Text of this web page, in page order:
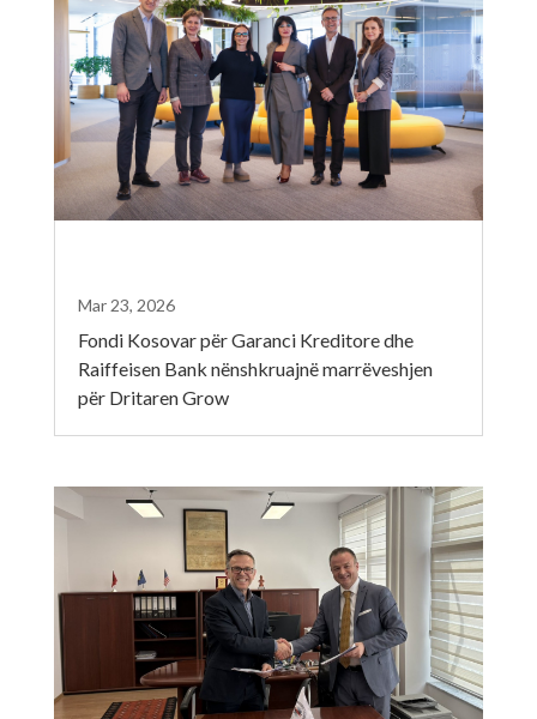
Fondi Kosovar për Garanci Kreditore dhe
Raiffeisen Bank nënshkruajnë marrëveshjen
për Dritaren Grow
Mar 23, 2026